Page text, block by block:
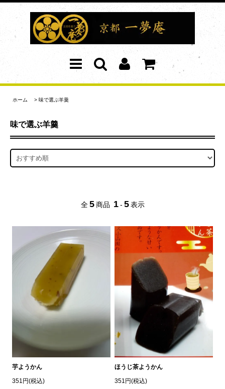
ホーム > 味で選ぶ羊羹
味で選ぶ羊羹
全 5 商品 1 - 5 表示
芋ようかん
351円(税込)
ほうじ茶ようかん
351円(税込)